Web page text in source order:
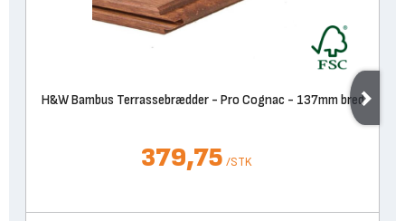
H&W Bambus Terrassebrædder - Pro Cognac - 137mm bred
379,75 /STK